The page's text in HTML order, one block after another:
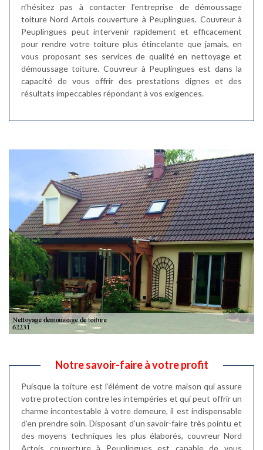
n’hésitez pas à contacter l’entreprise de démoussage
toiture Nord Artois couverture à Peuplingues. Couvreur à
Peuplingues peut intervenir rapidement et efficacement
pour rendre votre toiture plus étincelante que jamais, en
vous proposant ses services de qualité en nettoyage et
démoussage toiture. Couvreur à Peuplingues est dans la
capacité de vous offrir des prestations dignes et des
résultats impeccables répondant à vos exigences.
Notre savoir-faire à votre profit
Puisque la toiture est l’élément de votre maison qui assure
votre protection contre les intempéries et qui peut offrir un
charme incontestable à votre demeure, il est indispensable
d’en prendre soin. Disposant d’un savoir-faire très pointu et
des moyens techniques les plus élaborés, couvreur Nord
Artois couverture à Peuplingues est capable de vous